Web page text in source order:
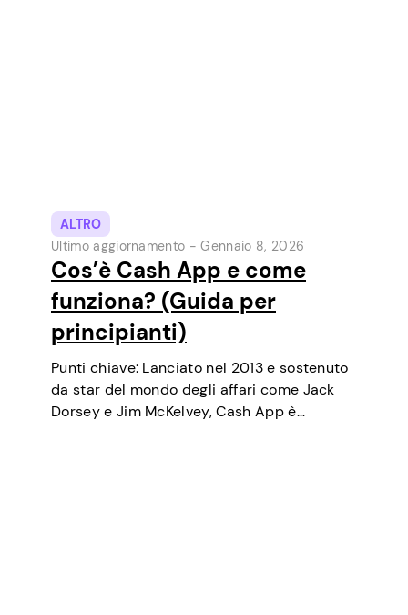
ALTRO
Ultimo aggiornamento -Gennaio 8, 2026
Cos’è Cash App e come
funziona? (Guida per
principianti)
Punti chiave: Lanciato nel 2013 e sostenuto
da star del mondo degli affari come Jack
Dorsey e Jim McKelvey, Cash App è